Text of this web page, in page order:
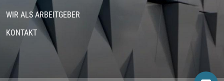
WIR ALS ARBEITGEBER
KONTAKT